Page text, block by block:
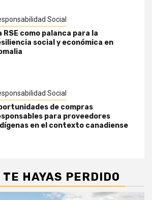
Social
RSE como palanca para la
social y económica en
Social
de compras
para proveedores
en el contexto canadiense
TE HAYAS PERDIDO